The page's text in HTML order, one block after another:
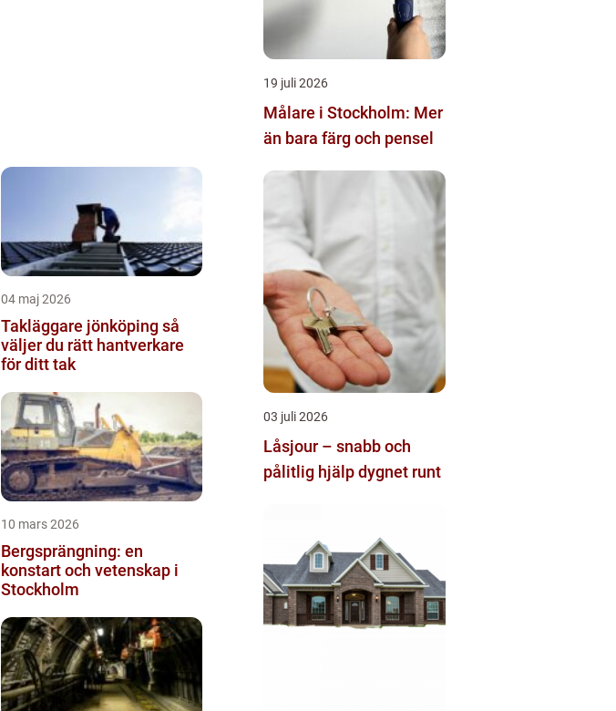
04 maj 2026
Takläggare jönköping så
väljer du rätt hantverkare
för ditt tak
10 mars 2026
Bergsprängning: en
konstart och vetenskap i
Stockholm
19 juli 2026
Målare i Stockholm: Mer
än bara färg och pensel
03 juli 2026
Låsjour – snabb och
pålitlig hjälp dygnet runt